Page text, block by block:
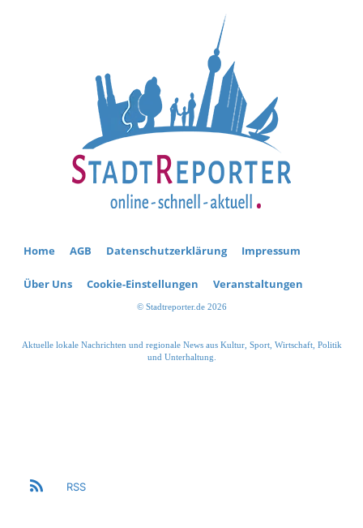
Home AGB Datenschutzerklärung Impressum
Über Uns Cookie-Einstellungen Veranstaltungen
© Stadtreporter.de 2026
Aktuelle lokale Nachrichten und regionale News aus Kultur, Sport, Wirtschaft, Politik
und Unterhaltung.
RSS